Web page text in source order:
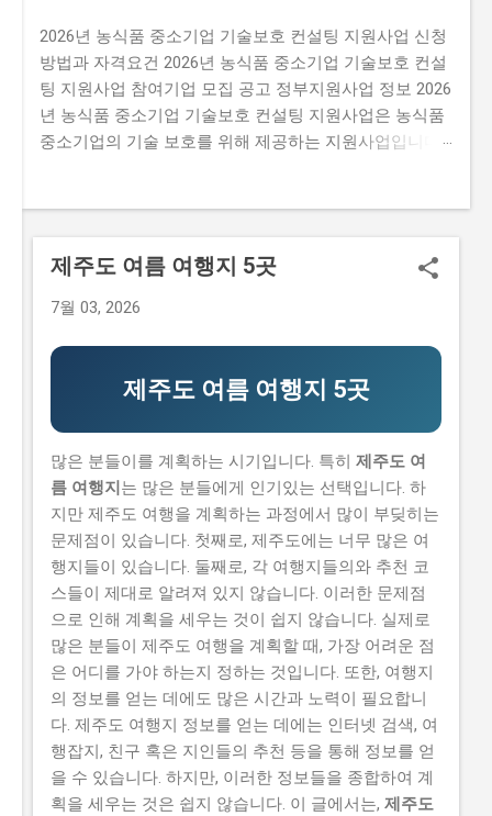
2026년 농식품 중소기업 기술보호 컨설팅 지원사업 신청
방법과 자격요건 2026년 농식품 중소기업 기술보호 컨설
팅 지원사업 참여기업 모집 공고 정부지원사업 정보 2026
년 농식품 중소기업 기술보호 컨설팅 지원사업은 농식품
중소기업의 기술 보호를 위해 제공하는 지원사업입니다.
한 비용을 지원받을 수 있는 기회입니다. 많은 사람이 이
지원사업에 신청하지 않는 이유는 신청 과정이 복잡하고
신청하기가 쉽지 않습니다. 실제로 탈락하는 이유 중 하나
는 자격 요건을 잘 이해하지 못해서 입니다. 하지만, 이 글
을 읽으면 이러한 문제를 해결할 수 있습니다. 이 글에서
는 2026년 농식품 중소기업 기술보호 컨설팅 지원사업의
신청 방법과 자격 요건을 설명합니다. 또한, 지원 내용과
혜택, 그리고 실제 지원 받은 사람들의 후기도 공유합니
다. 그러므로, 이 글을 읽으면 지원사업에 대한 모든 정보
를 얻을 수 있습니다. 📋 목차 이 사업, 정말 받을 수 있을
까? 신청 자격과 준비물 지원 내용과 실제 혜택 단계별 신
청 방법 탈락하는 이유와 합격 전략 이 사업, 정말 받을 수
있을까? 이 사업이 뭔지, 지원 규모, 연간 선발 인원, 경쟁
률 2026년 농식품 중소기업 기술보호 컨설팅 지원사업은
농식품 중소기업의 기술 보호를 위해 제공하는 지원사업
입니다. 매년 약 500개의 사업체가 선정되는데요, 선정된
기업은 최대 5천만 원 까지의 기술 보호 컨설팅 비용을 지
원받을 수 있습니다. 유사 사업과 비교 (예비 초기 등 구체
적 차이점) 이 지원사업은 예비 창업자와 초기 창업자를
위한 지원사업과는 다릅니다...
제주도 여름 여행지 5곳
7월 03, 2026
제주도 여름 여행지 5곳
많은 분들이를 계획하는 시기입니다. 특히 제주도 여
름 여행지 는 많은 분들에게 인기있는 선택입니다. 하
지만 제주도 여행을 계획하는 과정에서 많이 부딪히는
문제점이 있습니다. 첫째로, 제주도에는 너무 많은 여
행지들이 있습니다. 둘째로, 각 여행지들의와 추천 코
스들이 제대로 알려져 있지 않습니다. 이러한 문제점
으로 인해 계획을 세우는 것이 쉽지 않습니다. 실제로
많은 분들이 제주도 여행을 계획할 때, 가장 어려운 점
은 어디를 가야 하는지 정하는 것입니다. 또한, 여행지
의 정보를 얻는 데에도 많은 시간과 노력이 필요합니
다. 제주도 여행지 정보를 얻는 데에는 인터넷 검색, 여
행잡지, 친구 혹은 지인들의 추천 등을 통해 정보를 얻
을 수 있습니다. 하지만, 이러한 정보들을 종합하여 계
획을 세우는 것은 쉽지 않습니다. 이 글에서는, 제주도